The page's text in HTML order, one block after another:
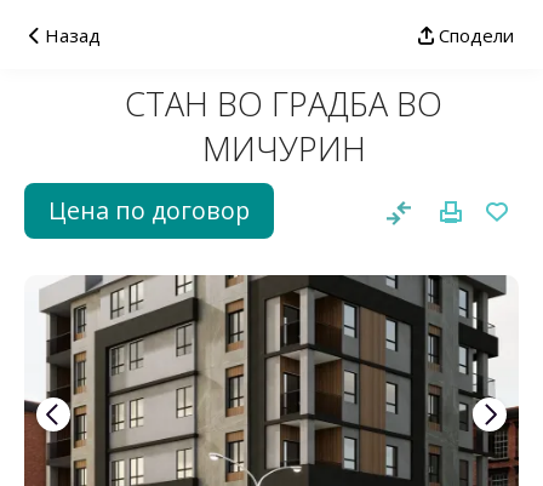
Назад Сподели
СТАН ВО ГРАДБА ВО
МИЧУРИН
Цена по договор